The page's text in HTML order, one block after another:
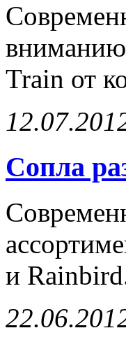
Train от
Сопла
и